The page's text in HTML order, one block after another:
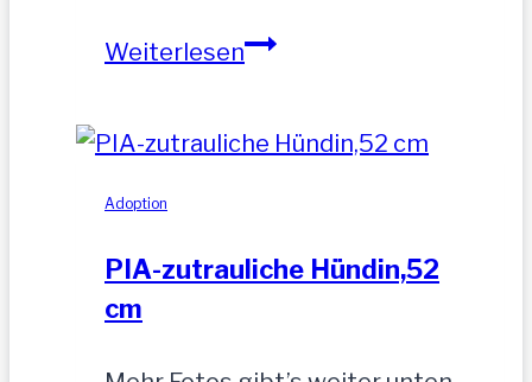
WeiterlesenMOGLI
Adoption
PIA-zutrauliche Hündin,52
cm